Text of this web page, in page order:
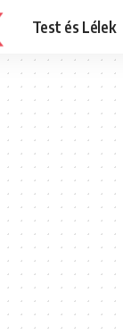
Test és Lélek